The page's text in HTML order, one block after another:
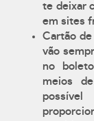
te deixar
em sites
Cartão
vão
no
meios